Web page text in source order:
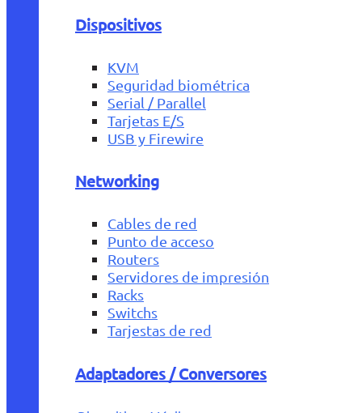
Dispositivos
KVM
Seguridad biométrica
Serial / Parallel
Tarjetas E/S
USB y Firewire
Networking
Cables de red
Punto de acceso
Routers
Servidores de impresión
Racks
Switchs
Tarjestas de red
Adaptadores / Conversores